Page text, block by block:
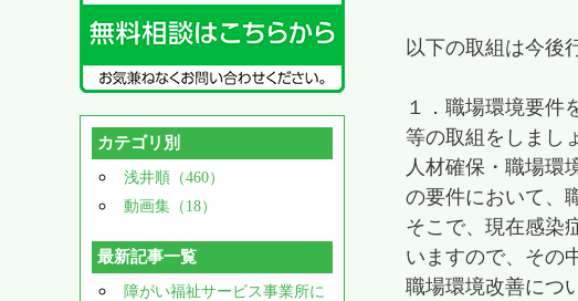
以下の取組は今後
１．職場環境要件
等の取組をしまし
人材確保・職場環
の要件において、
そこで、現在感染
いますので、その
職場環境改善につ
カテゴリ別
浅井順（460）
動画集（18）
最新記事一覧
障がい福祉サービス事業所に